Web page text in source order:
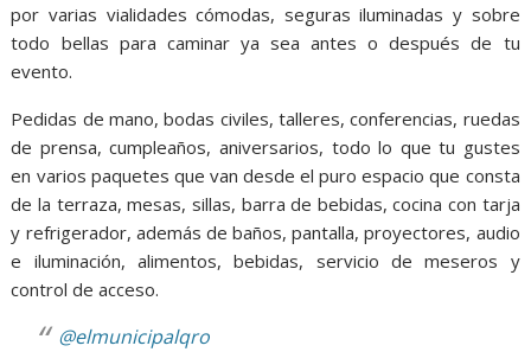
por varias vialidades cómodas, seguras iluminadas y sobre
todo bellas para caminar ya sea antes o después de tu
evento.
Pedidas de mano, bodas civiles, talleres, conferencias, ruedas
de prensa, cumpleaños, aniversarios, todo lo que tu gustes
en varios paquetes que van desde el puro espacio que consta
de la terraza, mesas, sillas, barra de bebidas, cocina con tarja
y refrigerador, además de baños, pantalla, proyectores, audio
e iluminación, alimentos, bebidas, servicio de meseros y
control de acceso.
@elmunicipalqro